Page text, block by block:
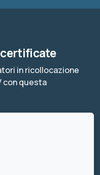
in ricollocazione
con questa